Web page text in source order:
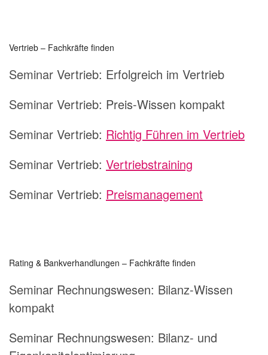
Vertrieb – Fachkräfte finden
Seminar Vertrieb: Erfolgreich im Vertrieb
Seminar Vertrieb: Preis-Wissen kompakt
Seminar Vertrieb: Richtig Führen im Vertrieb
Seminar Vertrieb: Vertriebstraining
Seminar Vertrieb: Preismanagement
Rating & Bankverhandlungen – Fachkräfte finden
Seminar Rechnungswesen: Bilanz-Wissen
kompakt
Seminar Rechnungswesen: Bilanz- und